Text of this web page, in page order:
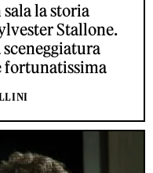
la storia
Stallone.
fortunatissima